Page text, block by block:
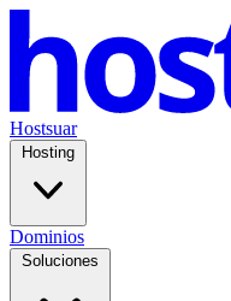
Hostsuar
Hosting
Dominios
Soluciones